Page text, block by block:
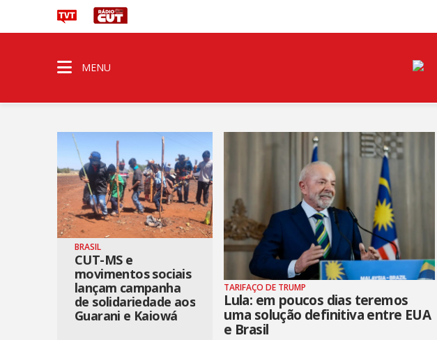
MENU
BRASIL
CUT-MS e
movimentos sociais
lançam campanha
de solidariedade aos
Guarani e Kaiowá
TARIFAÇO DE TRUMP
Lula: em poucos dias teremos
uma solução definitiva entre EUA
e Brasil